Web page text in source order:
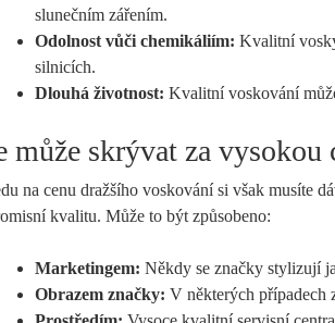
slunečním zářením.
Odolnost vůči chemikáliím: Kvalitní
silnicích.
Dlouhá životnost: Kvalitní voskování
může skrývat za vysokou
na cenu dražšího voskování si však musíte
kvalitu. Může to být způsobeno:
Marketingem: Někdy se značky stylizují
Obrazem značky: V některých případech